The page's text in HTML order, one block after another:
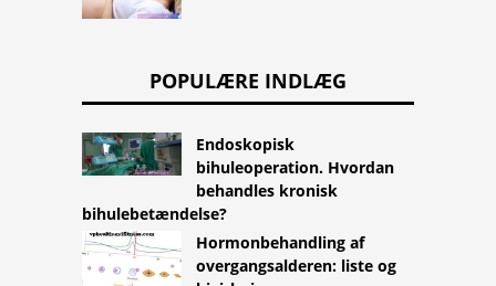
POPULÆRE INDLÆG
Endoskopisk
bihuleoperation. Hvordan
behandles kronisk
bihulebetændelse?
Hormonbehandling af
overgangsalderen: liste og